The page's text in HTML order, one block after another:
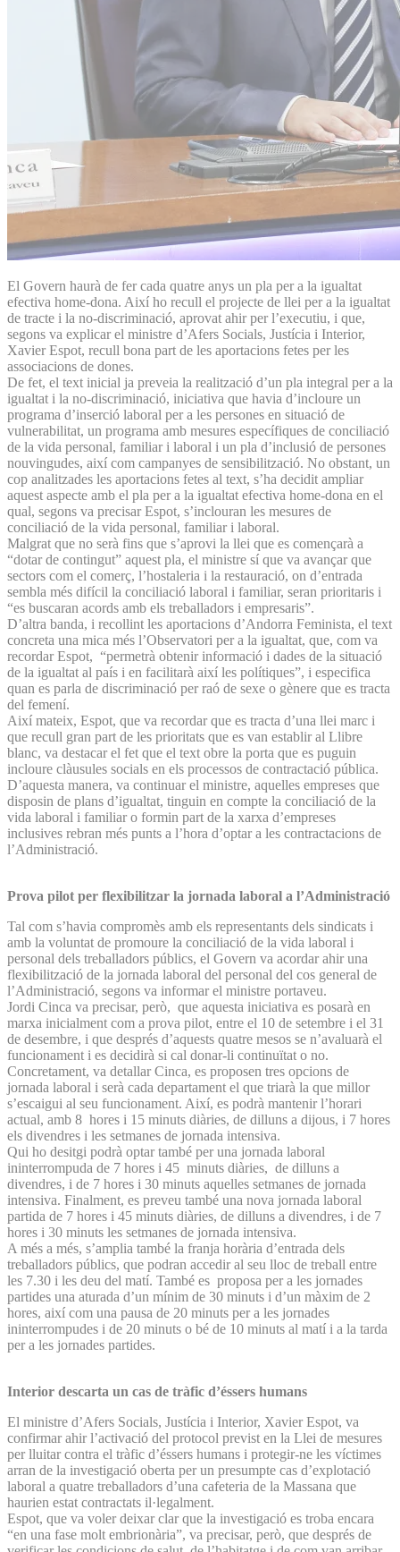
El Govern haurà de fer cada quatre anys un pla per a la igualtat
efectiva home-dona. Així ho recull el projecte de llei per a la igualtat
de tracte i la no-discriminació, aprovat ahir per l’executiu, i que,
segons va explicar el ministre d’Afers Socials, Justícia i Interior,
Xavier Espot, recull bona part de les aportacions fetes per les
associacions de dones.
De fet, el text inicial ja preveia la realització d’un pla integral per a la
igualtat i la no-discriminació, iniciativa que havia d’incloure un
programa d’inserció laboral per a les persones en situació de
vulnerabilitat, un programa amb mesures específiques de conciliació
de la vida personal, familiar i laboral i un pla d’inclusió de persones
nouvingudes, així com campanyes de sensibilització. No obstant, un
cop analitzades les aportacions fetes al text, s’ha decidit ampliar
aquest aspecte amb el pla per a la igualtat efectiva home-dona en el
qual, segons va precisar Espot, s’inclouran les mesures de
conciliació de la vida personal, familiar i laboral.
Malgrat que no serà fins que s’aprovi la llei que es començarà a
“dotar de contingut” aquest pla, el ministre sí que va avançar que
sectors com el comerç, l’hostaleria i la restauració, on d’entrada
sembla més difícil la conciliació laboral i familiar, seran prioritaris i
“es buscaran acords amb els treballadors i empresaris”.
D’altra banda, i recollint les aportacions d’Andorra Feminista, el text
concreta una mica més l’Observatori per a la igualtat, que, com va
recordar Espot, “permetrà obtenir informació i dades de la situació
de la igualtat al país i en facilitarà així les polítiques”, i especifica
quan es parla de discriminació per raó de sexe o gènere que es tracta
del femení.
Així mateix, Espot, que va recordar que es tracta d’una llei marc i
que recull gran part de les prioritats que es van establir al Llibre
blanc, va destacar el fet que el text obre la porta que es puguin
incloure clàusules socials en els processos de contractació pública.
D’aquesta manera, va continuar el ministre, aquelles empreses que
disposin de plans d’igualtat, tinguin en compte la conciliació de la
vida laboral i familiar o formin part de la xarxa d’empreses
inclusives rebran més punts a l’hora d’optar a les contractacions de
l’Administració.
Prova pilot per flexibilitzar la jornada laboral a l’Administració
Tal com s’havia compromès amb els representants dels sindicats i
amb la voluntat de promoure la conciliació de la vida laboral i
personal dels treballadors públics, el Govern va acordar ahir una
flexibilització de la jornada laboral del personal del cos general de
l’Administració, segons va informar el ministre portaveu.
Jordi Cinca va precisar, però, que aquesta iniciativa es posarà en
marxa inicialment com a prova pilot, entre el 10 de setembre i el 31
de desembre, i que després d’aquests quatre mesos se n’avaluarà el
funcionament i es decidirà si cal donar-li continuïtat o no.
Concretament, va detallar Cinca, es proposen tres opcions de
jornada laboral i serà cada departament el que triarà la que millor
s’escaigui al seu funcionament. Així, es podrà mantenir l’horari
actual, amb 8 hores i 15 minuts diàries, de dilluns a dijous, i 7 hores
els divendres i les setmanes de jornada intensiva.
Qui ho desitgi podrà optar també per una jornada laboral
ininterrompuda de 7 hores i 45 minuts diàries, de dilluns a
divendres, i de 7 hores i 30 minuts aquelles setmanes de jornada
intensiva. Finalment, es preveu també una nova jornada laboral
partida de 7 hores i 45 minuts diàries, de dilluns a divendres, i de 7
hores i 30 minuts les setmanes de jornada intensiva.
A més a més, s’amplia també la franja horària d’entrada dels
treballadors públics, que podran accedir al seu lloc de treball entre
les 7.30 i les deu del matí. També es proposa per a les jornades
partides una aturada d’un mínim de 30 minuts i d’un màxim de 2
hores, així com una pausa de 20 minuts per a les jornades
ininterrompudes i de 20 minuts o bé de 10 minuts al matí i a la tarda
per a les jornades partides.
Interior descarta un cas de tràfic d’éssers humans
El ministre d’Afers Socials, Justícia i Interior, Xavier Espot, va
confirmar ahir l’activació del protocol previst en la Llei de mesures
per lluitar contra el tràfic d’éssers humans i protegir-ne les víctimes
arran de la investigació oberta per un presumpte cas d’explotació
laboral a quatre treballadors d’una cafeteria de la Massana que
haurien estat contractats il·legalment.
Espot, que va voler deixar clar que la investigació es troba encara
“en una fase molt embrionària”, va precisar, però, que després de